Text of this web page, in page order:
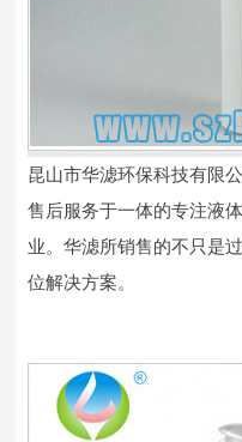
昆山市华滤环保科技有限
售后服务于一体的专注液
业。华滤所销售的不只是
位解决方案。